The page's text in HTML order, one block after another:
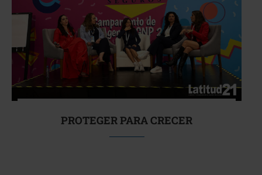
PROTEGER PARA CRECER